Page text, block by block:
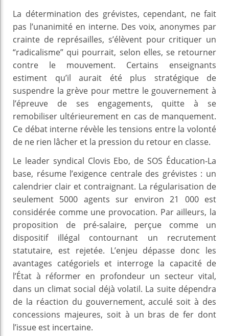
La détermination des grévistes, cependant, ne fait
pas l’unanimité en interne. Des voix, anonymes par
crainte de représailles, s’élèvent pour critiquer un
“radicalisme” qui pourrait, selon elles, se retourner
contre le mouvement. Certains enseignants
estiment qu’il aurait été plus stratégique de
suspendre la grève pour mettre le gouvernement à
l’épreuve de ses engagements, quitte à se
remobiliser ultérieurement en cas de manquement.
Ce débat interne révèle les tensions entre la volonté
de ne rien lâcher et la pression du retour en classe.
Le leader syndical Clovis Ebo, de SOS Éducation-La
base, résume l’exigence centrale des grévistes : un
calendrier clair et contraignant. La régularisation de
seulement 5000 agents sur environ 21 000 est
considérée comme une provocation. Par ailleurs, la
proposition de pré-salaire, perçue comme un
dispositif illégal contournant un recrutement
statutaire, est rejetée. L’enjeu dépasse donc les
avantages catégoriels et interroge la capacité de
l’État à réformer en profondeur un secteur vital,
dans un climat social déjà volatil. La suite dépendra
de la réaction du gouvernement, acculé soit à des
concessions majeures, soit à un bras de fer dont
l’issue est incertaine.